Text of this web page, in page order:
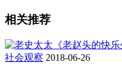
相关推荐
社会观察 2018-06-26